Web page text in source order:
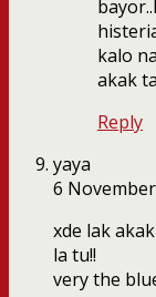
kalo
akak
Reply
yaya
6
xde lak
la tu!!
very the